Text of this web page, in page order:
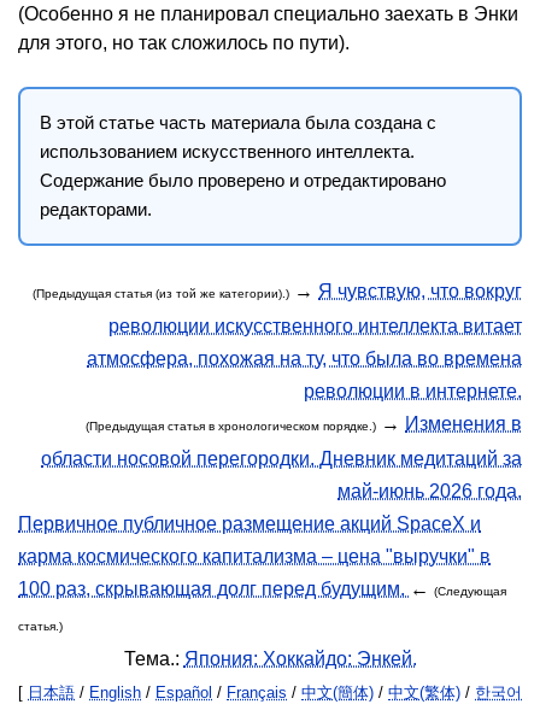
(Особенно я не планировал специально заехать в Энки
для этого, но так сложилось по пути).
В этой статье часть материала была создана с
использованием искусственного интеллекта.
Содержание было проверено и отредактировано
редакторами.
(Предыдущая статья (из той же категории).) → Я чувствую, что вокруг
революции искусственного интеллекта витает
атмосфера, похожая на ту, что была во времена
революции в интернете.
(Предыдущая статья в хронологическом порядке.) → Изменения в
области носовой перегородки. Дневник медитаций за
май-июнь 2026 года.
Первичное публичное размещение акций SpaceX и
карма космического капитализма – цена "выручки" в
100 раз, скрывающая долг перед будущим. ← (Следующая
статья.)
Тема.: Япония: Хоккайдо: Энкей.
[ 日本語 / English / Español / Français / 中文(簡体) / 中文(繁体) / 한국어